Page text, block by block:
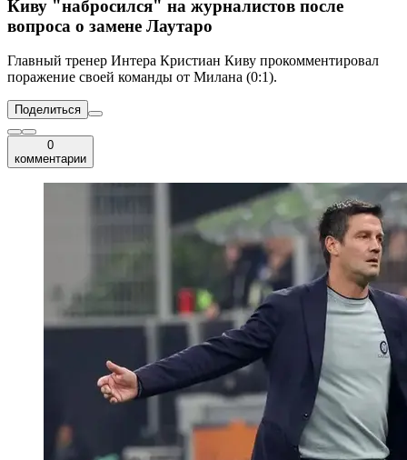
Киву "набросился" на журналистов после
вопроса о замене Лаутаро
Главный тренер Интера Кристиан Киву прокомментировал
поражение своей команды от Милана (0:1).
Поделиться
0
комментарии